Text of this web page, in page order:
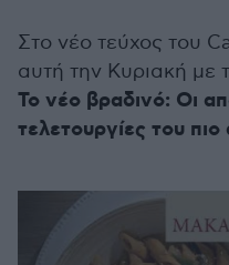
Στο νέο τεύχος του
αυτή την Κυριακή με
Το νέο βραδινό: Οι
τελετουργίες του